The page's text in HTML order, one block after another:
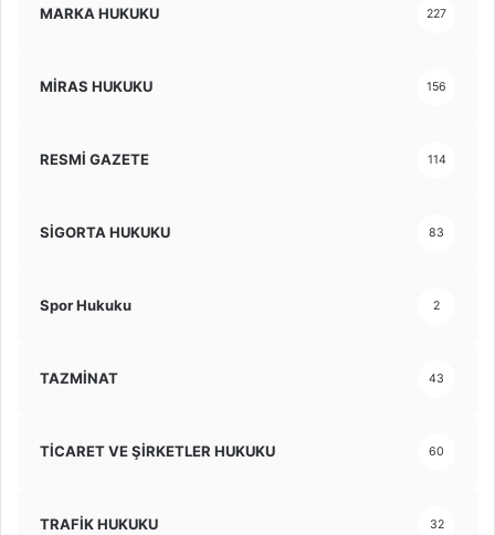
MARKA HUKUKU 227
MİRAS HUKUKU 156
RESMİ GAZETE 114
SİGORTA HUKUKU 83
Spor Hukuku 2
TAZMİNAT 43
TİCARET VE ŞİRKETLER HUKUKU 60
TRAFİK HUKUKU 32